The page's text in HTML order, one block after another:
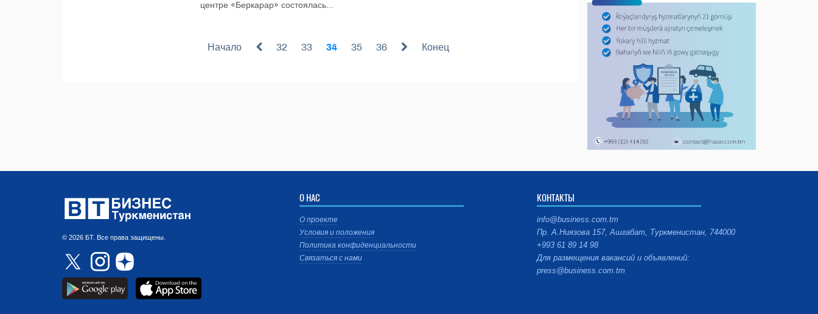
центре «Беркарар» состоялась...
Начало 32 33 34 35 36 Конец
© 2026 БТ. Все права защищены.
О НАС
О проекте
Условия и положения
Политика конфиденциальности
Связаться с нами
КОНТАКТЫ
info@business.com.tm
Пр. А.Ниязова 157, Ашгабат, Туркменистан, 744000
+993 61 89 14 98
Для размещения вакансий и объявлений:
press@business.com.tm